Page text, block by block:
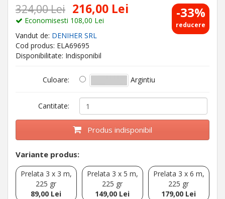
-33%
reducere
324,00 Lei 216,00 Lei
Economisesti 108,00 Lei
Vandut de: DENIHER SRL
Cod produs: ELA69695
Disponibilitate: Indisponibil
Culoare: Argintiu
Cantitate:
Produs indisponibil
Variante produs:
Prelata 3 x 3 m,
225 gr
89,00 Lei
Prelata 3 x 5 m,
225 gr
149,00 Lei
Prelata 3 x 6 m,
225 gr
179,00 Lei